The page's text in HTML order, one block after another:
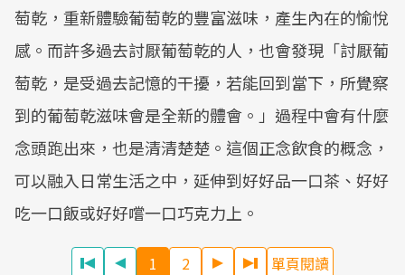
萄乾，重新體驗葡萄乾的豐富滋味，產生內在的愉悅
感。而許多過去討厭葡萄乾的人，也會發現「討厭葡
萄乾，是受過去記憶的干擾，若能回到當下，所覺察
到的葡萄乾滋味會是全新的體會。」過程中會有什麼
念頭跑出來，也是清清楚楚。這個正念飲食的概念，
可以融入日常生活之中，延伸到好好品一口茶、好好
吃一口飯或好好嚐一口巧克力上。
1 2 單頁閱讀